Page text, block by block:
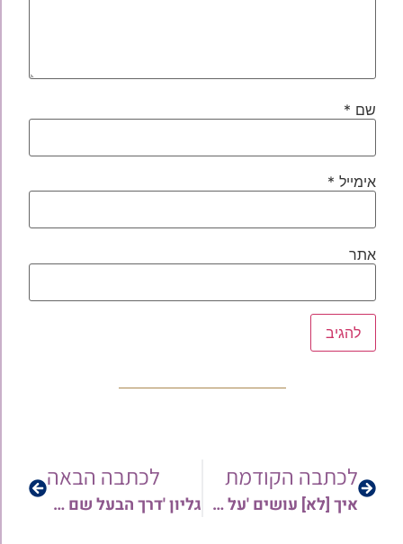
שם *
אימייל *
אתר
לכתבה הקודמת
איך [לא] עושים 'על האש'? | הגליון המרתק 'מעשה שלא היה' מאת הרב אביעד מעטוף
לכתבה הבאה
גליון 'דרך הבעל שם טוב' לפרשת מטות-מסעי תשפ"ו